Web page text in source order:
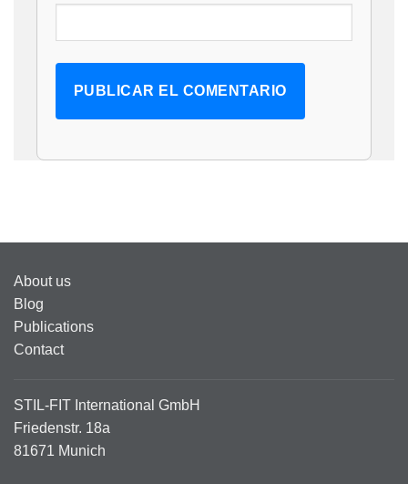
About us
Blog
Publications
Contact
STIL-FIT International GmbH
Friedenstr. 18a
81671 Munich